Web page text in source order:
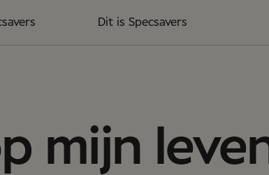
Dit is Specsavers
mijn